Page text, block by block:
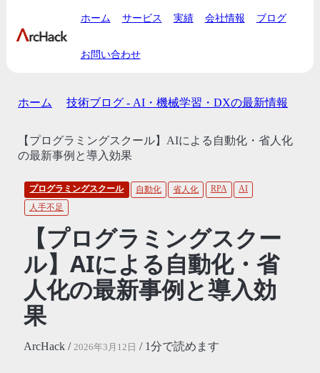
ホーム サービス 実績 会社情報 ブログ
お問い合わせ
ホーム 技術ブログ - AI・機械学習・DXの最新情報
【プログラミングスクール】AIによる自動化・省人化
の最新事例と導入効果
プログラミングスクール 自動化 省人化 RPA
AI
人手不足
【プログラミングスクー
ル】AIによる自動化・省
人化の最新事例と導入効
果
ArcHack / 2026年3月12日 / 1分で読めます